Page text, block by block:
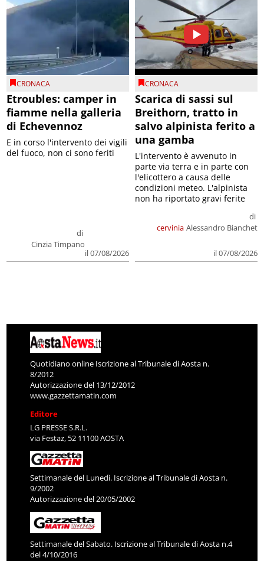
CRONACA
Etroubles: camper in
fiamme nella galleria
di Echevennoz
di
Cinzia Timpano
il 07/08/2026
E in corso l'intervento dei vigili
del fuoco, non ci sono feriti
CRONACA
Scarica di sassi sul
Breithorn, tratto in
salvo alpinista ferito a
una gamba
cervinia
di
Alessandro Bianchet
il 07/08/2026
L'intervento è avvenuto in
parte via terra e in parte con
l'elicottero a causa delle
condizioni meteo. L'alpinista
non ha riportato gravi ferite
Quotidiano online Iscrizione al Tribunale di Aosta n.
8/2012
Autorizzazione del 13/12/2012
www.gazzettamatin.com
Editore
LG PRESSE S.R.L.
via Festaz, 52 11100 AOSTA
Settimanale del Lunedì. Iscrizione al Tribunale di Aosta n.
9/2002
Autorizzazione del 20/05/2002
Settimanale del Sabato. Iscrizione al Tribunale di Aosta n.4
del 4/10/2016